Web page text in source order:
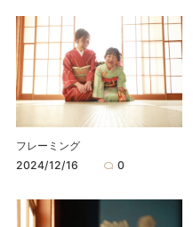
フレーミング
2024/12/16
0